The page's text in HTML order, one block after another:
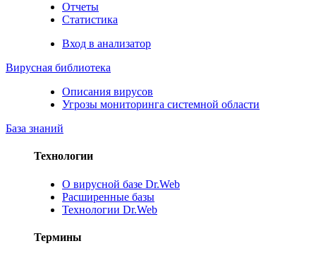
Отчеты
Статистика
Вход в анализатор
Вирусная библиотека
Описания вирусов
Угрозы мониторинга системной области
База знаний
Технологии
О вирусной базе Dr.Web
Расширенные базы
Технологии Dr.Web
Термины